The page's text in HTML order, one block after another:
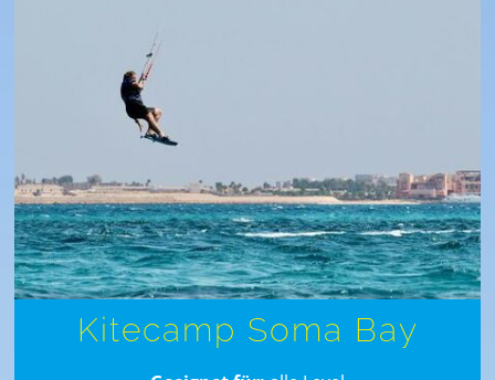
Kitecamp Soma Bay